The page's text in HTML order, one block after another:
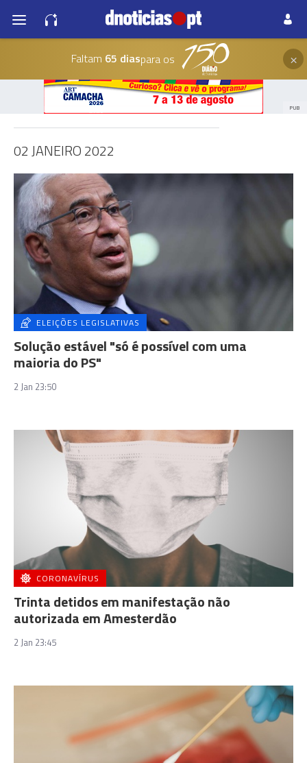
Faltam 65 diaspara os ×
PUB
02 JANEIRO 2022
ELEIÇÕES LEGISLATIVAS
Solução estável "só é possível com uma
maioria do PS"
2 Jan 23:50
CORONAVÍRUS
Trinta detidos em manifestação não
autorizada em Amesterdão
2 Jan 23:45